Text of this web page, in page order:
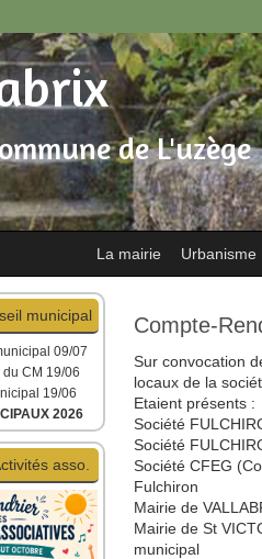
de L'uzège
La mairie Urbanisme
municipal
09/07
du CM 19/06
19/06
2026
asso.
Compte-
Sur convocation
locaux de la
Etaient présents :
Société
Société
Société CFEG
Fulchiron
Mairie de
Mairie de St
municipal